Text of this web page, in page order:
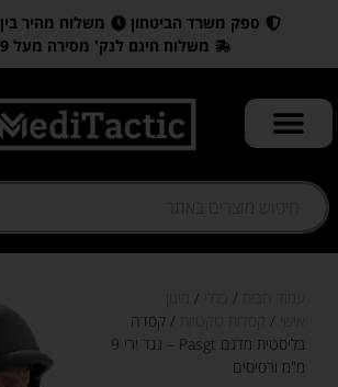
ספק משרד הביטחון
משלוח מהיר בין 3-5 ימי עסקים
משלוח חינם לנק' מסירה מעל 499 ש״ח
עמוד הבית /
/ מיגון
אישי / קסדות טקטיות / קסדה
בליסטית מדגם Pasgt – נגד ירי 9
מ"מ ורסיסים